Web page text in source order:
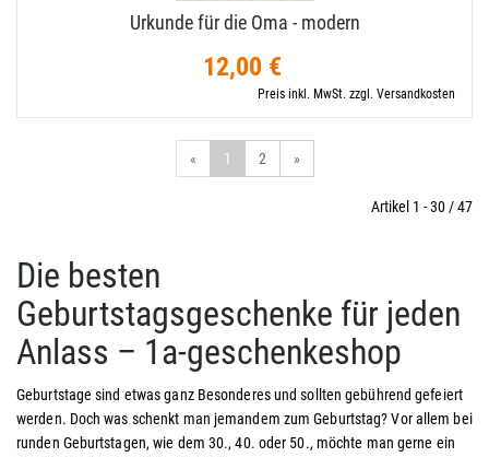
Urkunde für die Oma - modern
12,00 €
Preis inkl. MwSt. zzgl. Versandkosten
« 1 2 »
Artikel 1 - 30 / 47
Die besten
Geburtstagsgeschenke für jeden
Anlass – 1a-geschenkeshop
Geburtstage sind etwas ganz Besonderes und sollten gebührend gefeiert
werden. Doch was schenkt man jemandem zum Geburtstag? Vor allem bei
runden Geburtstagen, wie dem 30., 40. oder 50., möchte man gerne ein